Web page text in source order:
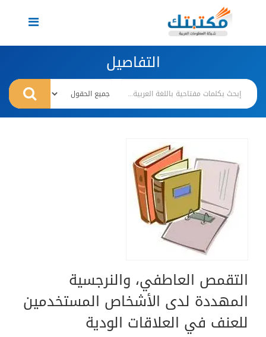
Toggle
navigation
التفاصيل
التقمص العاطفي، والنرجسية
المهددة لدى الأشخاص المستخدمين
للعنف في العلاقات الودية